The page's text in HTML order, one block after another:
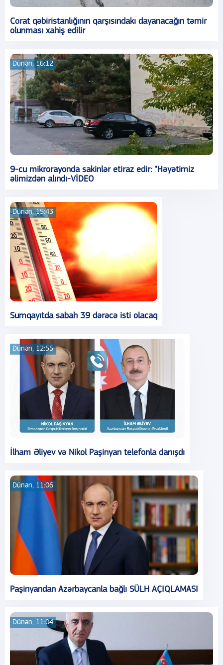
Corat qəbiristanlığının qarşısındakı dayanacağın təmir
olunması xahiş edilir
Dünən, 16:12
9-cu mikrorayonda sakinlər etiraz edir: "Həyətimiz
əlimizdən alındı-VİDEO
Dünən, 15:43
Sumqayıtda sabah 39 dərəcə isti olacaq
Dünən, 12:55
İlham Əliyev və Nikol Paşinyan telefonla danışdı
Dünən, 11:06
Paşinyandan Azərbaycanla bağlı SÜLH AÇIQLAMASI
Dünən, 11:04